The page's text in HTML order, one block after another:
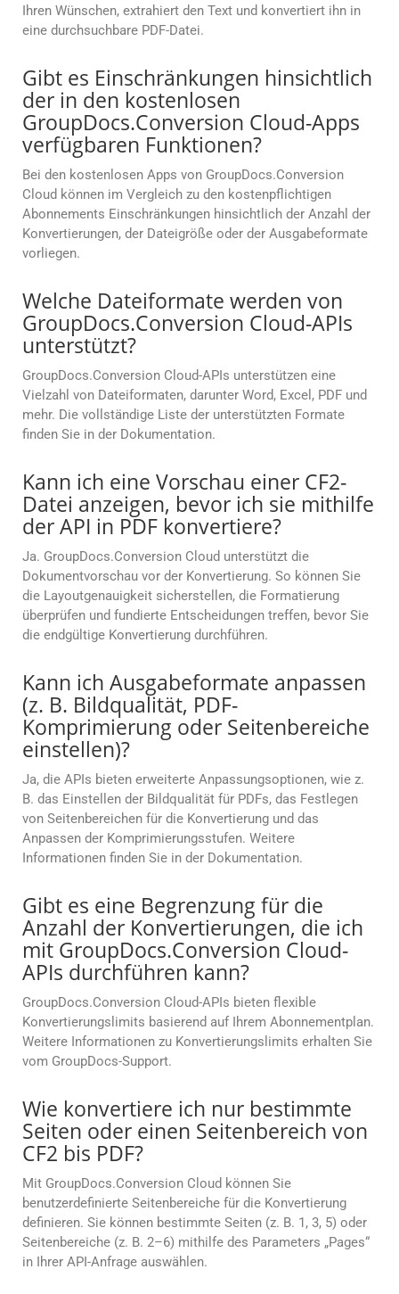
Ihren Wünschen, extrahiert den Text und konvertiert ihn in
eine durchsuchbare PDF-Datei.
Gibt es Einschränkungen hinsichtlich
der in den kostenlosen
GroupDocs.Conversion Cloud-Apps
verfügbaren Funktionen?
Bei den kostenlosen Apps von GroupDocs.Conversion
Cloud können im Vergleich zu den kostenpflichtigen
Abonnements Einschränkungen hinsichtlich der Anzahl der
Konvertierungen, der Dateigröße oder der Ausgabeformate
vorliegen.
Welche Dateiformate werden von
GroupDocs.Conversion Cloud-APIs
unterstützt?
GroupDocs.Conversion Cloud-APIs unterstützen eine
Vielzahl von Dateiformaten, darunter Word, Excel, PDF und
mehr. Die vollständige Liste der unterstützten Formate
finden Sie in der Dokumentation.
Kann ich eine Vorschau einer CF2-
Datei anzeigen, bevor ich sie mithilfe
der API in PDF konvertiere?
Ja. GroupDocs.Conversion Cloud unterstützt die
Dokumentvorschau vor der Konvertierung. So können Sie
die Layoutgenauigkeit sicherstellen, die Formatierung
überprüfen und fundierte Entscheidungen treffen, bevor Sie
die endgültige Konvertierung durchführen.
Kann ich Ausgabeformate anpassen
(z. B. Bildqualität, PDF-
Komprimierung oder Seitenbereiche
einstellen)?
Ja, die APIs bieten erweiterte Anpassungsoptionen, wie z.
B. das Einstellen der Bildqualität für PDFs, das Festlegen
von Seitenbereichen für die Konvertierung und das
Anpassen der Komprimierungsstufen. Weitere
Informationen finden Sie in der Dokumentation.
Gibt es eine Begrenzung für die
Anzahl der Konvertierungen, die ich
mit GroupDocs.Conversion Cloud-
APIs durchführen kann?
GroupDocs.Conversion Cloud-APIs bieten flexible
Konvertierungslimits basierend auf Ihrem Abonnementplan.
Weitere Informationen zu Konvertierungslimits erhalten Sie
vom GroupDocs-Support.
Wie konvertiere ich nur bestimmte
Seiten oder einen Seitenbereich von
CF2 bis PDF?
Mit GroupDocs.Conversion Cloud können Sie
benutzerdefinierte Seitenbereiche für die Konvertierung
definieren. Sie können bestimmte Seiten (z. B. 1, 3, 5) oder
Seitenbereiche (z. B. 2–6) mithilfe des Parameters „Pages“
in Ihrer API-Anfrage auswählen.